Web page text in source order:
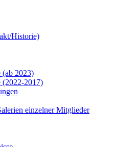
Historie)
(ab 2023)
(2022-2017)
einzelner Mitglieder